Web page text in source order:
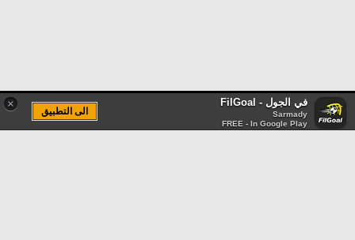
× في الجول - FilGoal
Sarmady
FREE - In Google Play
الى التطبيق